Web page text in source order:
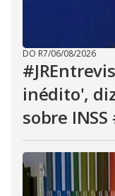
DO R7/06/08/2026
inédito',
sobre